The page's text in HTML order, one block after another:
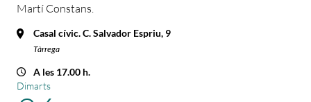
Martí Constans.
Casal cívic. C. Salvador Espriu, 9
Tàrrega
A les 17.00 h.
Dimarts